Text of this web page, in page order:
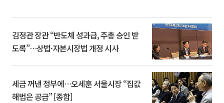
김정관 장관 “반도체 성과급, 주총 승인 받
도록”…상법·자본시장법 개정 시사
세금 꺼낸 정부에…오세훈 서울시장 “집값
해법은 공급” [종합]